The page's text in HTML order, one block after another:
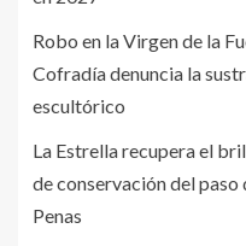
Robo en la Virgen de la
Cofradía denuncia la
escultórico
La Estrella recupera el
de conservación del paso
Penas